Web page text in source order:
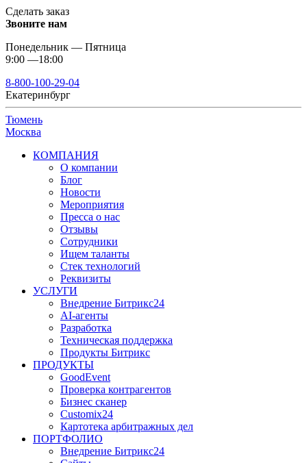
Сделать заказ
Звоните нам
Понедельник — Пятница
9:00 —18:00
8-800-100-29-04
Екатеринбург
Тюмень
Москва
КОМПАНИЯ
О компании
Блог
Новости
Мероприятия
Пресса о нас
Отзывы
Сотрудники
Ищем таланты
Стек технологий
Реквизиты
УСЛУГИ
Внедрение Битрикс24
AI-агенты
Разработка
Техническая поддержка
Продукты Битрикс
ПРОДУКТЫ
GoodEvent
Проверка контрагентов
Бизнес сканер
Customix24
Картотека арбитражных дел
ПОРТФОЛИО
Внедрение Битрикс24